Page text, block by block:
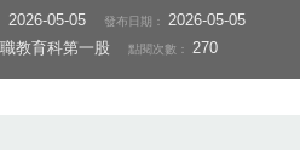
2026-05-05 發布日期：2026-05-05
教育科第一股 點閱次數：270